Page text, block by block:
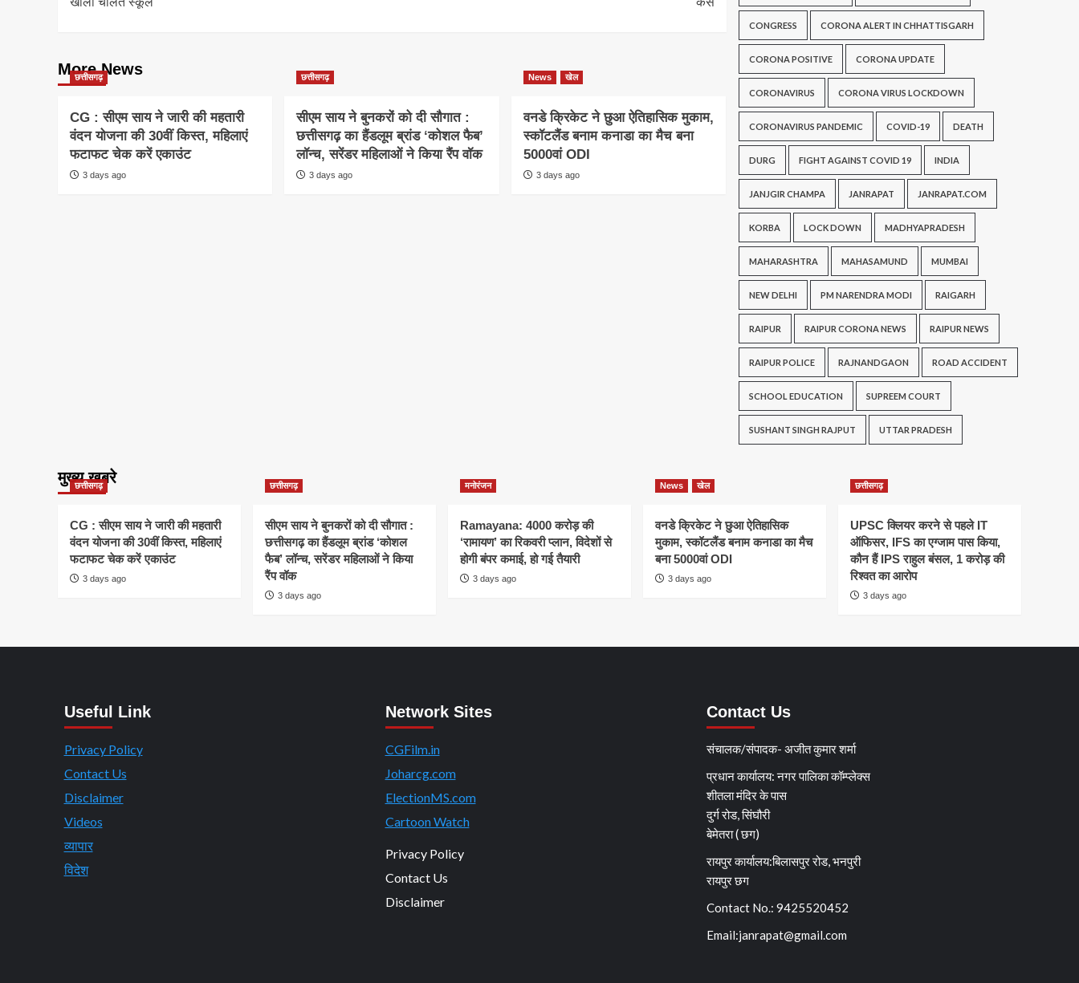
More News
छत्तीसगढ़
CG : सीएम साय ने जारी की महतारी
वंदन योजना की 30वीं किस्त, महिलाएं
फटाफट चेक करें एकाउंट
3 days ago
छत्तीसगढ़
सीएम साय ने बुनकरों को दी सौगात :
छत्तीसगढ़ का हैंडलूम ब्रांड ‘कोशल फैब’
लॉन्च, सरेंडर महिलाओं ने किया रैंप वॉक
3 days ago
News खेल
वनडे क्रिकेट ने छुआ ऐतिहासिक मुकाम,
स्कॉटलैंड बनाम कनाडा का मैच बना
5000वां ODI
3 days ago
CONGRESS CORONA ALERT IN CHHATTISGARH
CORONA POSITIVE CORONA UPDATE
CORONAVIRUS CORONA VIRUS LOCKDOWN
CORONAVIRUS PANDEMIC COVID-19 DEATH
DURG FIGHT AGAINST COVID 19 INDIA
JANJGIR CHAMPA JANRAPAT JANRAPAT.COM
KORBA LOCK DOWN MADHYAPRADESH
MAHARASHTRA MAHASAMUND MUMBAI
NEW DELHI PM NARENDRA MODI RAIGARH
RAIPUR RAIPUR CORONA NEWS RAIPUR NEWS
RAIPUR POLICE RAJNANDGAON ROAD ACCIDENT
SCHOOL EDUCATION SUPREEM COURT
SUSHANT SINGH RAJPUT UTTAR PRADESH
मुख्य खबरे
छत्तीसगढ़
CG : सीएम साय ने जारी की महतारी
वंदन योजना की 30वीं किस्त, महिलाएं
फटाफट चेक करें एकाउंट
3 days ago
छत्तीसगढ़
सीएम साय ने बुनकरों को दी सौगात :
छत्तीसगढ़ का हैंडलूम ब्रांड ‘कोशल
फैब’ लॉन्च, सरेंडर महिलाओं ने किया
रैंप वॉक
3 days ago
मनोरंजन
Ramayana: 4000 करोड़ की
‘रामायण’ का रिकवरी प्लान, विदेशों से
होगी बंपर कमाई, हो गई तैयारी
3 days ago
News खेल
वनडे क्रिकेट ने छुआ ऐतिहासिक
मुकाम, स्कॉटलैंड बनाम कनाडा का मैच
बना 5000वां ODI
3 days ago
छत्तीसगढ़
UPSC क्लियर करने से पहले IT
ऑफिसर, IFS का एग्जाम पास किया,
कौन हैं IPS राहुल बंसल, 1 करोड़ की
रिश्वत का आरोप
3 days ago
Useful Link
Privacy Policy
Contact Us
Disclaimer
Videos
व्यापार
विदेश
Network Sites
CGFilm.in
Joharcg.com
ElectionMS.com
Cartoon Watch
Privacy Policy
Contact Us
Disclaimer
Contact Us
संचालक/संपादक- अजीत कुमार शर्मा
प्रधान कार्यालय: नगर पालिका कॉम्प्लेक्स
शीतला मंदिर के पास
दुर्ग रोड, सिंघौरी
बेमेतरा ( छग)
रायपुर कार्यालय:बिलासपुर रोड, भनपुरी
रायपुर छग
Contact No.: 9425520452
Email:janrapat@gmail.com